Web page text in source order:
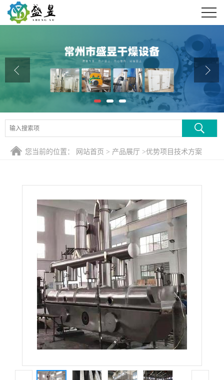
公司介绍
公司动态
产品展厅
证书荣誉
联系方式
您当前的位置： 网站首页 > 产品展厅 >优势项目技术方案